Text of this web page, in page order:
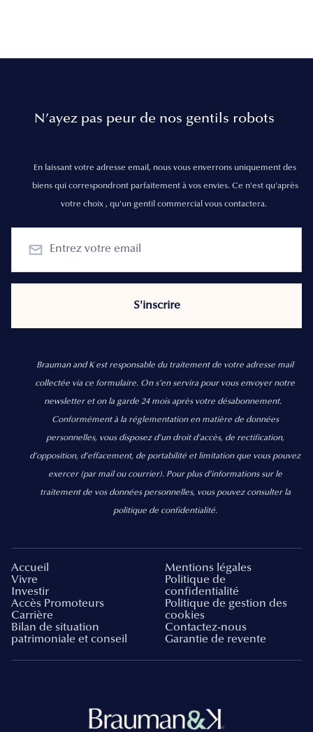
N’ayez pas peur de nos gentils robots
En laissant votre adresse email, nous vous enverrons uniquement des
biens qui correspondront parfaitement à vos envies. Ce n'est qu'après
votre choix , qu'un gentil commercial vous contactera.
Brauman and K est responsable du traitement de votre adresse mail
collectée via ce formulaire. On s’en servira pour vous envoyer notre
newsletter et on la garde 24 mois après votre désabonnement.
Conformément à la réglementation en matière de données
personnelles, vous disposez d'un droit d'accès, de rectification,
d’opposition, d’effacement, de portabilité et limitation que vous pouvez
exercer (par mail ou courrier). Pour plus d’informations sur le
traitement de vos données personnelles, vous pouvez consulter la
politique de confidentialité.
Accueil
Vivre
Investir
Accès Promoteurs
Carrière
Bilan de situation
patrimoniale et conseil
Mentions légales
Politique de
confidentialité
Politique de gestion des
cookies
Contactez-nous
Garantie de revente